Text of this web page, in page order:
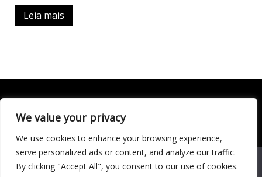
We value your privacy
We use cookies to enhance your browsing experience,
serve personalized ads or content, and analyze our traffic.
By clicking "Accept All", you consent to our use of cookies.
Leia mais
Todo conteúdo publicado neste portal, incluindo textos,
responsabilidade do autor. © 2020 - 2024 Todos os direitos
reservados ao site Matéria Livre Royale News by
ThemebeezWe use cookies to ensure that we give you the best
experience on our website. If you continue to use this site we